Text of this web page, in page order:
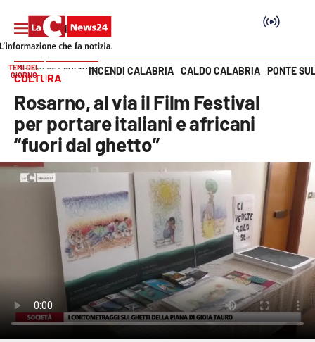
Cronaca
Politica
Attualità
Economia e lavoro
Italia Mondo
Sanità
Vai
TEMI DEL
GIORNO
INCENDI CALABRIA CALDO CALABRIA PONTE
HOME PAGE CULTURA
CULTURA
Rosarno, al via il Film Festival
per portare italiani e africani
“fuori dal ghetto”